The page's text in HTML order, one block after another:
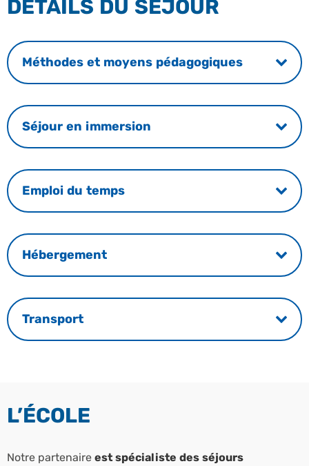
DÉTAILS DU SÉJOUR
Méthodes et moyens pédagogiques
Séjour en immersion
Emploi du temps
Hébergement
Transport
L’ÉCOLE
Notre partenaire est spécialiste des séjours